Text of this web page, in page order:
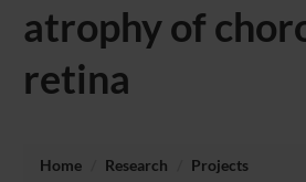
atrophy of
retina
Home Research
Projects